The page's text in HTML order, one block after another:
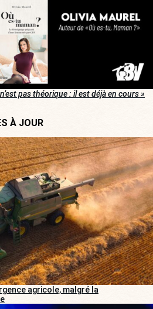
pas théorique : il est déjà en cours »
À JOUR
agricole, malgré la